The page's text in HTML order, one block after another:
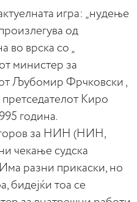
игра: „нудење
од
во врска со „
министер за
Љубомир Фрчковски ,
претседателот Киро
година.
за НИН (НИН,
чекање судска
разни прикаски, но
бидејќи тоа се